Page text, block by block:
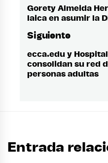
de
Entrada
anterior:
Gorety Almeida
laica en asumir la
Siguiente
Entrada
siguiente:
ecca.edu y
consolidan su red
personas adultas
Entrada